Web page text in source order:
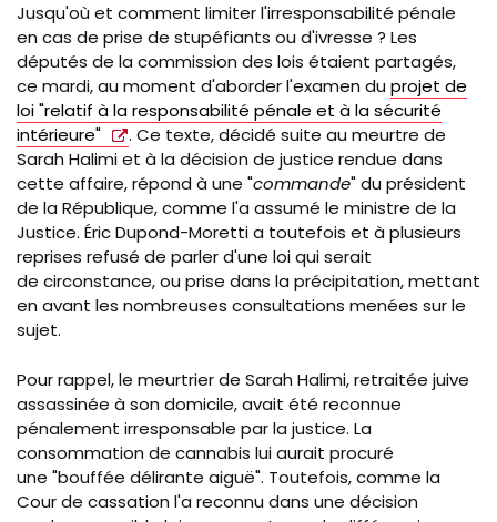
Jusqu'où et comment limiter l'irresponsabilité pénale
en cas de prise de stupéfiants ou d'ivresse ? Les
députés de la commission des lois étaient partagés,
ce mardi, au moment d'aborder l'examen du projet de
loi "relatif à la responsabilité pénale et à la sécurité
intérieure"
. Ce texte, décidé suite au meurtre de
Sarah Halimi et à la décision de justice rendue dans
cette affaire, répond à une "commande" du président
de la République, comme l'a assumé le ministre de la
Justice. ÉricDupond-Morettia toutefois et à plusieurs
reprises refusé de parler d'une loi qui serait
de circonstance, ou prise dans la précipitation, mettant
en avant les nombreuses consultations menées sur le
sujet.
Pour rappel, le meurtrier de Sarah Halimi, retraitée juive
assassinée à son domicile, avait été reconnue
pénalement irresponsable par la justice. La
consommation de cannabis lui aurait procuré
une "bouffée délirante aiguë". Toutefois, comme la
Cour de cassation l'a reconnu dans une décision